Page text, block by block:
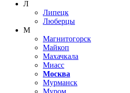
Л
Липецк
Люберцы
М
Магнитогорск
Майкоп
Махачкала
Миасс
Москва
Мурманск